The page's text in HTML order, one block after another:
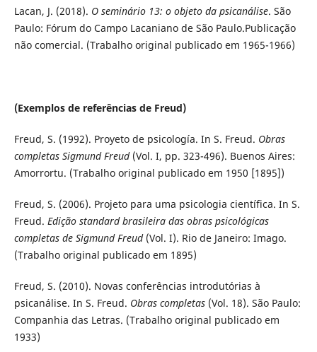
Lacan, J. (2018). O seminário 13: o objeto da psicanálise. São
Paulo: Fórum do Campo Lacaniano de São Paulo.Publicação
não comercial. (Trabalho original publicado em 1965-1966)
(Exemplos de referências de Freud)
Freud, S. (1992). Proyeto de psicología. In S. Freud. Obras
completas Sigmund Freud (Vol. I, pp. 323-496). Buenos Aires:
Amorrortu. (Trabalho original publicado em 1950 [1895])
Freud, S. (2006). Projeto para uma psicologia científica. In S.
Freud. Edição standard brasileira das obras psicológicas
completas de Sigmund Freud (Vol. I). Rio de Janeiro: Imago.
(Trabalho original publicado em 1895)
Freud, S. (2010). Novas conferências introdutórias à
psicanálise. In S. Freud. Obras completas(Vol. 18). São Paulo:
Companhia das Letras. (Trabalho original publicado em
1933)